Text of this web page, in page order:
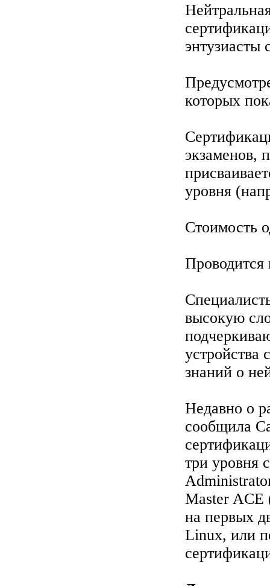
энтузиасты
которых
экзаменов,
уровня
Стоимость
Проводится
высокую
устройства
знаний о
Недавно о
сообщила
три уровня
Master ACE
на первых
Linux, или